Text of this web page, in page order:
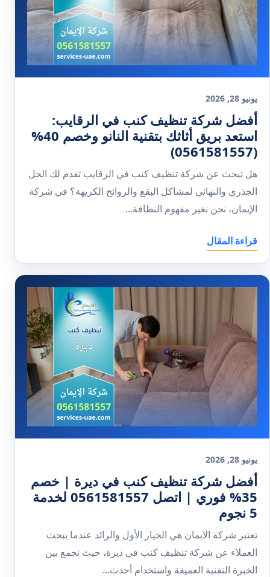
يونيو 28, 2026
أفضل شركة تنظيف كنب في الرقايب:
استعد بريق أثاثك بتقنية النانو وخصم 40%
(0561581557)
هل تبحث عن شركة تنظيف كنب في الرقايب تقدم لك الحل
الجذري والنهائي لمشاكل البقع والروائح الكريهة؟ في شركة
الإيمان، نحن نغير مفهوم النظافة...
قراءة المقال
يونيو 28, 2026
أفضل شركة تنظيف كنب في ديرة | خصم
35% فوري | اتصل 0561581557 لخدمة
5 نجوم
تعتبر شركة الايمان هي الخيار الأول والرائد عندما يبحث
العملاء عن شركة تنظيف كنب في ديرة، حيث نجمع بين
الخبرة التقنية العميقة واستخدام أحدث...